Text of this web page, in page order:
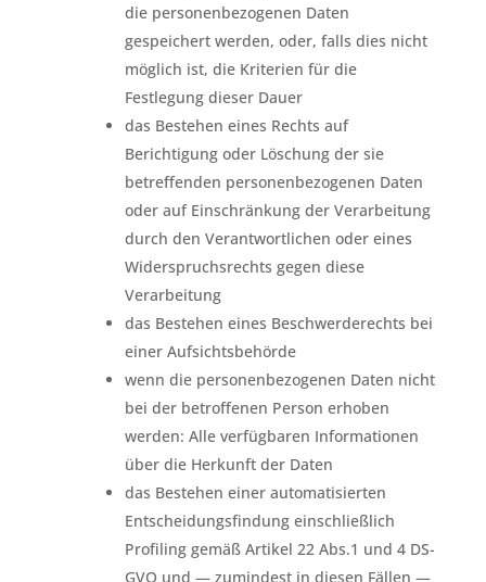
die personenbezogenen Daten
gespeichert werden, oder, falls dies nicht
möglich ist, die Kriterien für die
Festlegung dieser Dauer
das Bestehen eines Rechts auf
Berichtigung oder Löschung der sie
betreffenden personenbezogenen Daten
oder auf Einschränkung der Verarbeitung
durch den Verantwortlichen oder eines
Widerspruchsrechts gegen diese
Verarbeitung
das Bestehen eines Beschwerderechts bei
einer Aufsichtsbehörde
wenn die personenbezogenen Daten nicht
bei der betroffenen Person erhoben
werden: Alle verfügbaren Informationen
über die Herkunft der Daten
das Bestehen einer automatisierten
Entscheidungsfindung einschließlich
Profiling gemäß Artikel 22 Abs.1 und 4 DS-
GVO und — zumindest in diesen Fällen —